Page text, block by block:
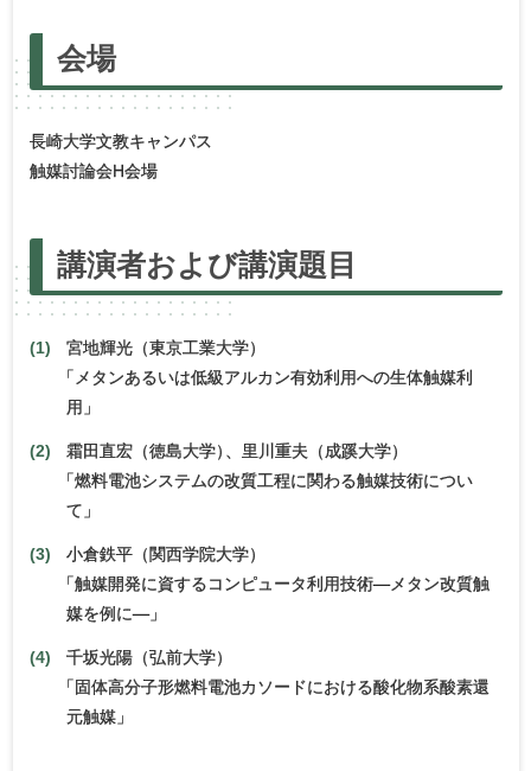
会場
長崎大学文教キャンパス
触媒討論会H会場
講演者および講演題目
宮地輝光（東京工業大学）
「 メタンあるいは低級アルカン有効利用への生体触媒利
用」
霜田直宏（徳島大学） 、里川重夫（成蹊大学）
「燃料電池システムの改質工程に関わる触媒技術につい
て」
小倉鉄平（関西学院大学）
「触媒開発に資するコンピュータ利用技術―メタン改質触
媒を例に―」
千坂光陽（弘前大学）
「固体高分子形燃料電池カソードにおける酸化物系酸素還
元触媒」